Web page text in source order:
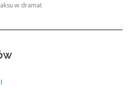
w dramat